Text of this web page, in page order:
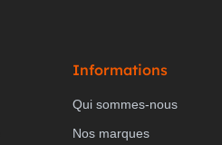
Informations
Qui sommes-nous
Nos marques